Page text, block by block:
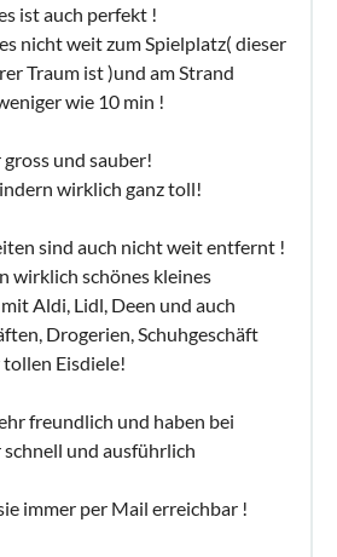
ist auch perfekt !
nicht weit zum Spielplatz( dieser
Traum ist )und am Strand
wie 10 min !
und sauber!
wirklich ganz toll!
sind auch nicht weit entfernt !
wirklich schönes kleines
Aldi, Lidl, Deen und auch
Drogerien, Schuhgeschäft
Eisdiele!
freundlich und haben bei
schnell und ausführlich
immer per Mail erreichbar !